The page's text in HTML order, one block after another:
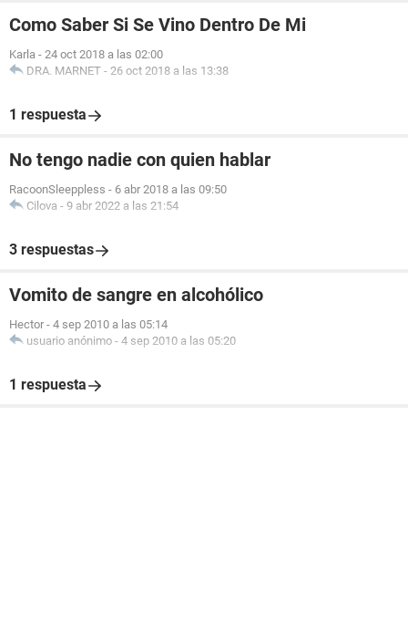
Como Saber Si Se Vino Dentro De Mi
Karla - 24 oct 2018 a las 02:00
DRA. MARNET - 26 oct 2018 a las 13:38
1 respuesta
No tengo nadie con quien hablar
RacoonSleeppless - 6 abr 2018 a las 09:50
Cilova - 9 abr 2022 a las 21:54
3 respuestas
Vomito de sangre en alcohólico
Hector - 4 sep 2010 a las 05:14
usuario anónimo - 4 sep 2010 a las 05:20
1 respuesta